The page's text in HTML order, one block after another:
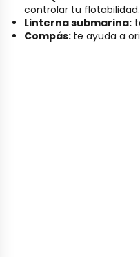
controlar tu flotabilidad.
Linterna submarina:
Compás: te ayuda a